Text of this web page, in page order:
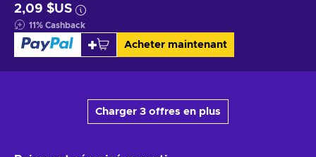
2,09 $US
11% Cashback
Acheter maintenant
Charger 3 offres en plus